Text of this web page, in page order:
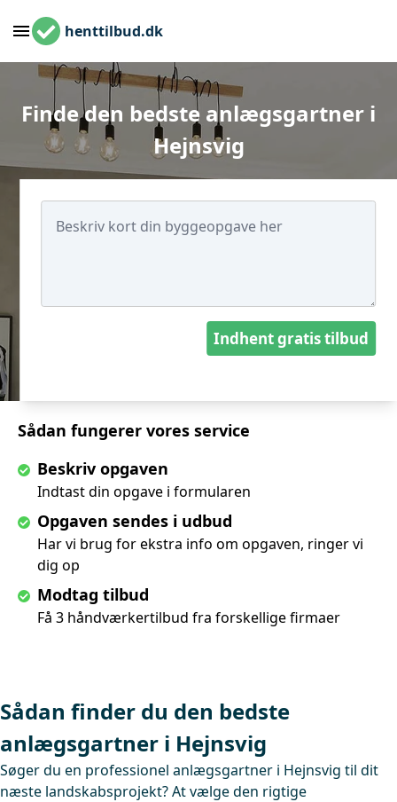
henttilbud.dk
Finde den bedste anlægsgartner i
Hejnsvig
Sådan fungerer vores service
Beskriv opgaven
Indtast din opgave i formularen
Opgaven sendes i udbud
Har vi brug for ekstra info om opgaven, ringer vi
dig op
Modtag tilbud
Få 3 håndværkertilbud fra forskellige firmaer
Indhent gratis tilbud
Sådan finder du den bedste
anlægsgartner i Hejnsvig
Søger du en professionel anlægsgartner i Hejnsvig til dit
næste landskabsprojekt? At vælge den rigtige